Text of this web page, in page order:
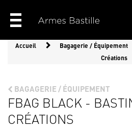
Accueil Bagagerie / Équipement
Créations
BAGAGERIE / ÉQUIPEMENT
FBAG BLACK -
CRÉATIONS